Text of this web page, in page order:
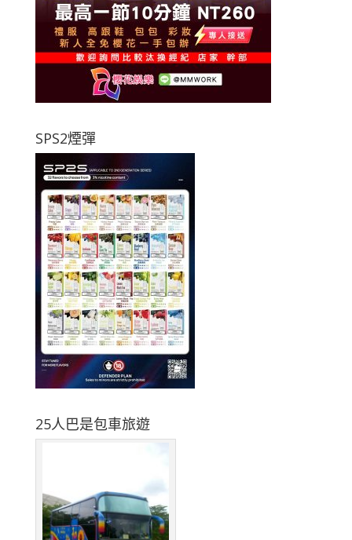
SPS2煙彈
25人巴是包車旅遊